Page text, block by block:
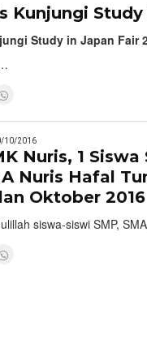
Kunjungi Study
Study in Japan Fair
10/2016
Nuris, 1 Siswa
Nuris Hafal
Oktober 2016
siswa-siswi SMP,